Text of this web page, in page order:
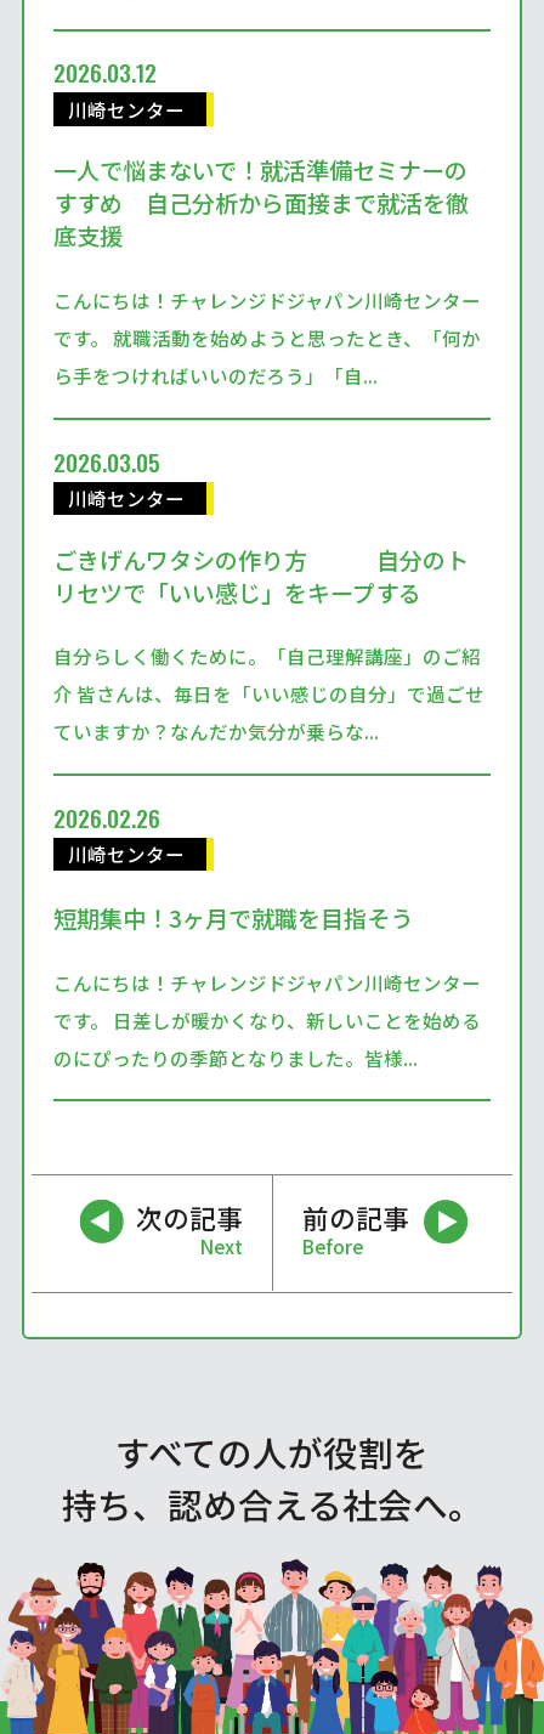
2026.03.12
川崎センター
一人で悩まないで！就活準備セミナーの
すすめ 自己分析から面接まで就活を徹
底支援
こんにちは！チャレンジドジャパン川崎センター
です。 就職活動を始めようと思ったとき、「何か
ら手をつければいいのだろう」「自...
2026.03.05
川崎センター
ごきげんワタシの作り方 自分のト
リセツで「いい感じ」をキープする
自分らしく働くために。「自己理解講座」のご紹
介 皆さんは、毎日を「いい感じの自分」で過ごせ
ていますか？なんだか気分が乗らな...
2026.02.26
川崎センター
短期集中！3ヶ月で就職を目指そう
こんにちは！チャレンジドジャパン川崎センター
です。 日差しが暖かくなり、新しいことを始める
のにぴったりの季節となりました。皆様...
次の記事
Next
前の記事
Before
すべての人が役割を
持ち、認め合える社会へ。